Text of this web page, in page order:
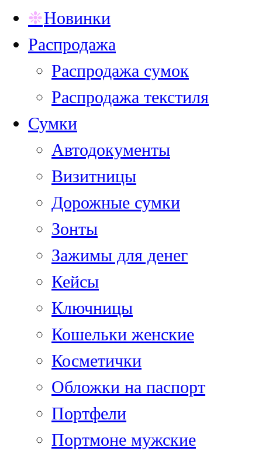
Новинки
Распродажа
Распродажа сумок
Распродажа текстиля
Сумки
Автодокументы
Визитницы
Дорожные сумки
Зонты
Зажимы для денег
Кейсы
Ключницы
Кошельки женские
Косметички
Обложки на паспорт
Портфели
Портмоне мужские